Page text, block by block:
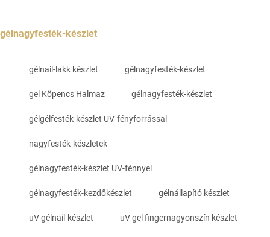
gélnagyfesték-készlet
gélnail-lakk készlet gélnagyfesték-készlet
gel Köpencs Halmaz gélnagyfesték-készlet
gélgélfesték-készlet UV-fényforrással
nagyfesték-készletek
gélnagyfesték-készlet UV-fénnyel
gélnagyfesték-kezdőkészlet gélnállapító készlet
uV gélnail-készlet uV gel fingernagyonszín készlet